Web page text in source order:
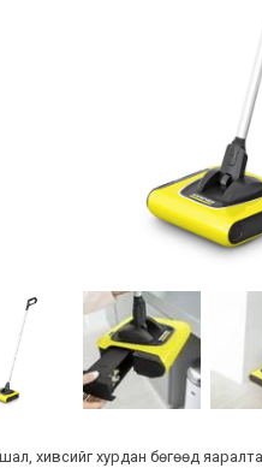
хивсийг хурдан бөгөөд